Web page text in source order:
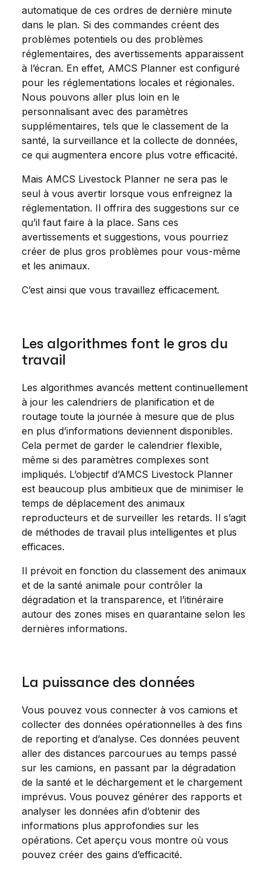
automatique de ces ordres de dernière minute
dans le plan. Si des commandes créent des
problèmes potentiels ou des problèmes
réglementaires, des avertissements apparaissent
à l’écran. En effet, AMCS Planner est configuré
pour les réglementations locales et régionales.
Nous pouvons aller plus loin en le
personnalisant avec des paramètres
supplémentaires, tels que le classement de la
santé, la surveillance et la collecte de données,
ce qui augmentera encore plus votre efficacité.
Mais AMCS Livestock Planner ne sera pas le
seul à vous avertir lorsque vous enfreignez la
réglementation. Il offrira des suggestions sur ce
qu’il faut faire à la place. Sans ces
avertissements et suggestions, vous pourriez
créer de plus gros problèmes pour vous-même
et les animaux.
C’est ainsi que vous travaillez efficacement.
Les algorithmes font le gros du
travail
Les algorithmes avancés mettent continuellement
à jour les calendriers de planification et de
routage toute la journée à mesure que de plus
en plus d’informations deviennent disponibles.
Cela permet de garder le calendrier flexible,
même si des paramètres complexes sont
impliqués. L’objectif d’AMCS Livestock Planner
est beaucoup plus ambitieux que de minimiser le
temps de déplacement des animaux
reproducteurs et de surveiller les retards. Il s’agit
de méthodes de travail plus intelligentes et plus
efficaces.
Il prévoit en fonction du classement des animaux
et de la santé animale pour contrôler la
dégradation et la transparence, et l’itinéraire
autour des zones mises en quarantaine selon les
dernières informations.
La puissance des données
Vous pouvez vous connecter à vos camions et
collecter des données opérationnelles à des fins
de reporting et d’analyse. Ces données peuvent
aller des distances parcourues au temps passé
sur les camions, en passant par la dégradation
de la santé et le déchargement et le chargement
imprévus. Vous pouvez générer des rapports et
analyser les données afin d’obtenir des
informations plus approfondies sur les
opérations. Cet aperçu vous montre où vous
pouvez créer des gains d’efficacité.